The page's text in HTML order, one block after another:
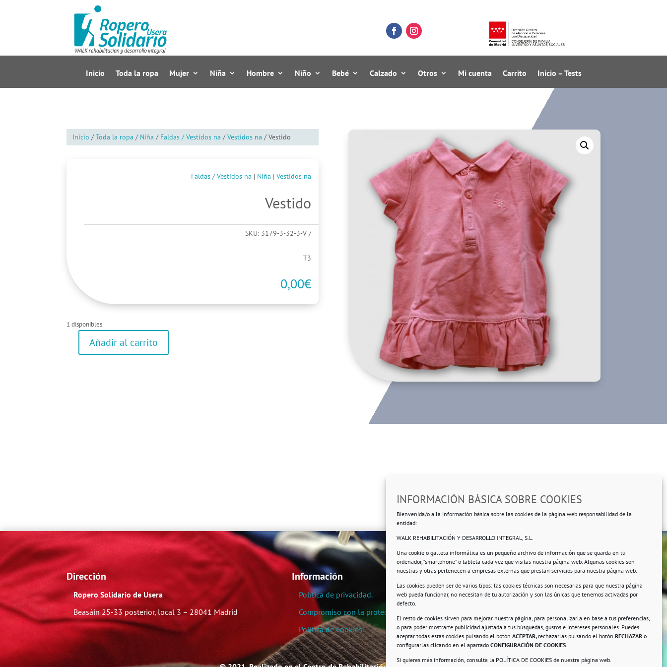
INFORMACIÓN BÁSICA SOBRE COOKIES
Bienvenida/o a la información básica sobre las cookies de la página web responsabilidad de la
entidad:
WALK REHABILITACIÓN Y DESARROLLO INTEGRAL, S.L.
Una cookie o galleta informática es un pequeño archivo de información que se guarda en tu
ordenador, “smartphone” o tableta cada vez que visitas nuestra página web. Algunas cookies son
nuestras y otras pertenecen a empresas externas que prestan servicios para nuestra página web.
Las cookies pueden ser de varios tipos: las cookies técnicas son necesarias para que nuestra página
web pueda funcionar, no necesitan de tu autorización y son las únicas que tenemos activadas por
defecto.
El resto de cookies sirven para mejorar nuestra página, para personalizarla en base a tus preferencias,
o para poder mostrarte publicidad ajustada a tus búsquedas, gustos e intereses personales. Puedes
aceptar todas estas cookies pulsando el botón ACEPTAR, rechazarlas pulsando el botón RECHAZAR o
configurarlas clicando en el apartado CONFIGURACIÓN DE COOKIES.
Si quieres más información, consulta la POLÍTICA DE COOKIES de nuestra página web.
Inicio Toda la ropa Mujer Niña Hombre Niño Bebé Calzado Otros Mi cuenta Carrito Inicio – Tests
Inicio /Toda la ropa / Niña / Faldas / Vestidos na /Vestidos na / Vestido
Faldas / Vestidos na | Niña |Vestidos na
Vestido
SKU: 3179-3-32-3-V
T3
0,00€
1 disponibles
Añadir al carrito
Dirección
Ropero Solidario de Usera
Beasáin 25-33 posterior, local 3 – 28041 Madrid
Información
Política de privacidad.
Compromiso con la protección de datos personales.
Política de Cookies.